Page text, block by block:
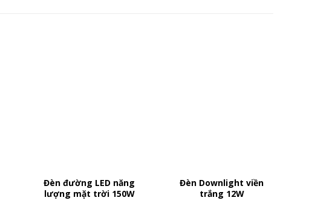
Đèn đường LED năng
lượng mặt trời 150W
Đèn Downlight viền
trắng 12W